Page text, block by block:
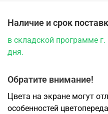
Наличие и срок
в складской программе
дня.
Обратите внимание!
Цвета на экране могут
особенностей